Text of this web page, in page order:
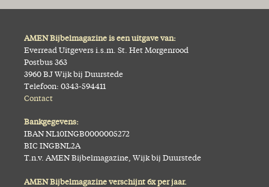
AMEN Bijbelmagazine is een uitgave van:
Everread Uitgevers i.s.m. St. Het Morgenrood
Postbus 363
3960 BJ Wijk bij Duurstede
Telefoon: 0343-594411
Contact
Bankgegevens:
IBAN NL10INGB0000005272
BIC INGBNL2A
T.n.v. AMEN Bijbelmagazine, Wijk bij Duurstede
AMEN Bijbelmagazine verschijnt 6x per jaar.